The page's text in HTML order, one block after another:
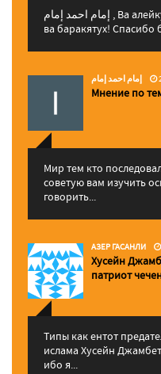
إمام احمد إمام , Ва алейкум ассалам ва рахматуЛлахи
ва баракятух! Спасибо
إمام احمد إمام
Мнение по
Мир тем кто
советую вам изучить
говорить...
АЗЕР ГАСАНЛИ
Хусейн
патриот
Типы как ентот
ислама Хусейн
ибо я...